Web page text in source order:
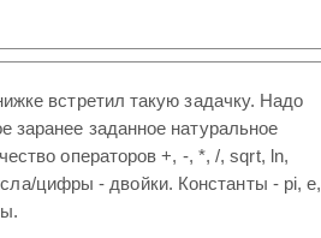
встретил такую задачку. Надо
заданное натуральное
операторов +, -, *, /, sqrt, ln,
цифры - двойки. Константы - pi, e,